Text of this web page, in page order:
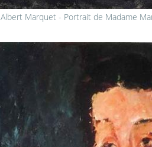
Albert Marquet - Portrait de Madame